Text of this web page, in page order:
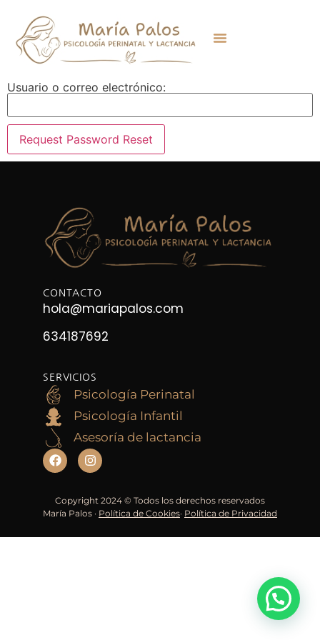
Usuario o correo electrónico:
CONTACTO
hola@mariapalos.com
634187692
SERVICIOS
Psicología Perinatal
Psicología Infantil
Asesoría de lactancia
Copyright 2024 © Todos los derechos reservados
María Palos · Política de Cookies· Política de Privacidad